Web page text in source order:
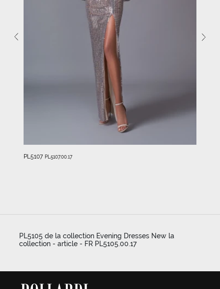
PL5107 PL5107.00.17
PL5105 de la collection Evening Dresses New la
collection - article - FR PL5105.00.17